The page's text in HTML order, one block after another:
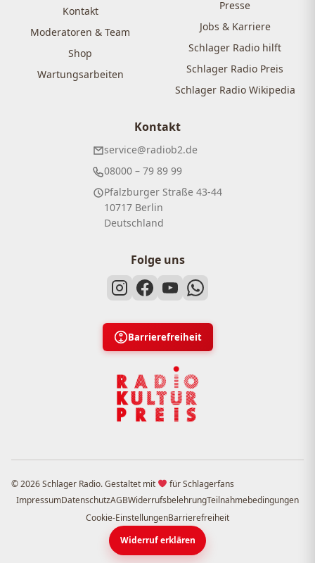
Kontakt
Moderatoren & Team
Shop
Wartungsarbeiten
Presse
Jobs & Karriere
Schlager Radio hilft
Schlager Radio Preis
Schlager Radio Wikipedia
Kontakt
service@radiob2.de
08000 – 79 89 99
Pfalzburger Straße 43-44
10717 Berlin
Deutschland
Folge uns
Barrierefreiheit
© 2026 Schlager Radio. Gestaltet mit
für Schlagerfans
ImpressumDatenschutzAGBWiderrufsbelehrungTeilnahmebedingungen
Cookie-EinstellungenBarrierefreiheit
Widerruf erklären